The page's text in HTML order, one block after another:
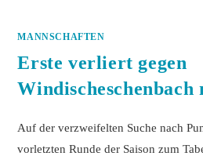
MANNSCHAFTEN
Erste verliert gegen
Windischeschenbach
Auf der verzweifelten Suche nach
vorletzten Runde der Saison zum